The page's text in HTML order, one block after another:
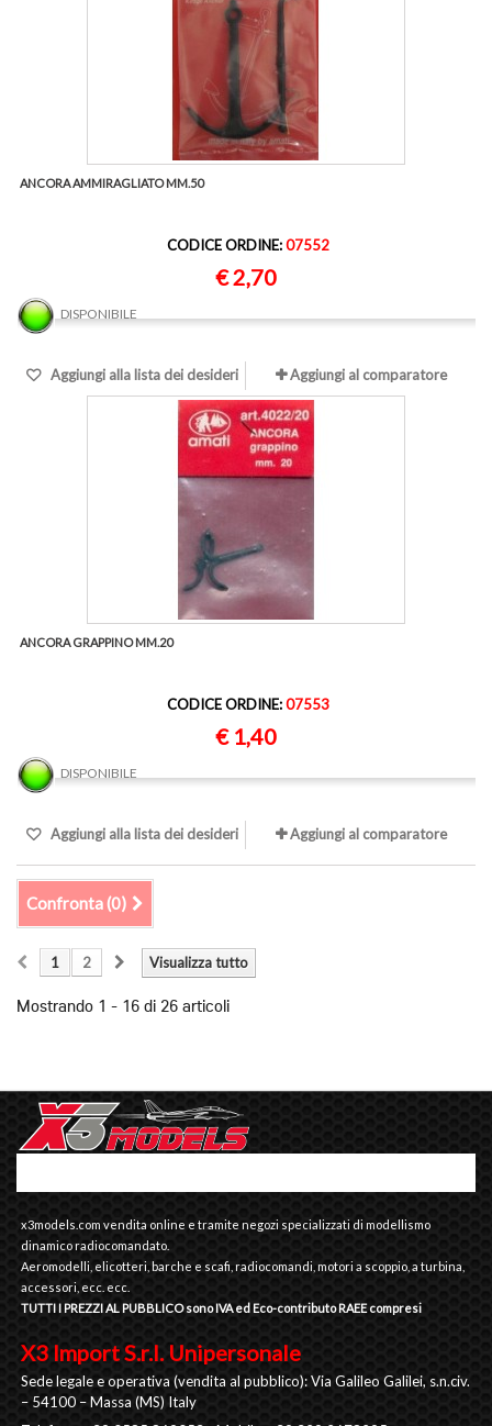
ANCORA AMMIRAGLIATO MM.50
CODICE ORDINE:07552
€ 2,70
DISPONIBILE
Aggiungi alla lista dei desideri Aggiungi al comparatore
ANCORA GRAPPINO MM.20
CODICE ORDINE:07553
€ 1,40
DISPONIBILE
Aggiungi alla lista dei desideri Aggiungi al comparatore
Confronta (0)
Visualizza tutto
1 2
Mostrando 1 - 16 di 26 articoli
x3models.com vendita online e tramite negozi specializzati di modellismo
dinamico radiocomandato.
Aeromodelli, elicotteri, barche e scafi, radiocomandi, motori a scoppio, a turbina,
accessori, ecc. ecc.
TUTTI I PREZZI AL PUBBLICO sono IVA ed Eco-contributo RAEE compresi
X3 Import S.r.l. Unipersonale
Sede legale e operativa (vendita al pubblico): Via Galileo Galilei, s.n.civ.
– 54100 – Massa (MS) Italy